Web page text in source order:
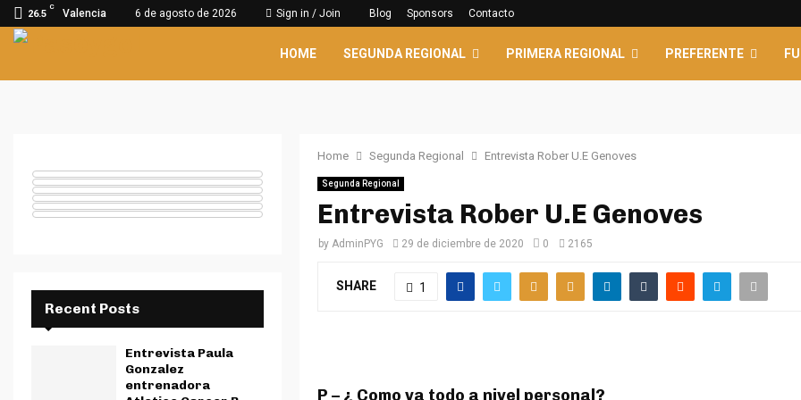
26.5
C
Valencia 6 de agosto de 2026 Sign in / Join Blog Sponsors Contacto
HOME SEGUNDA REGIONAL PRIMERA REGIONAL PREFERENTE
Home Segunda Regional Entrevista Rober U.E Genoves
Segunda Regional
Entrevista Rober U.E Genoves
by AdminPYG 29 de diciembre de 2020 0 2165
SHARE 1
P – ¿ Como va todo a nivel personal?
Recent Posts
Entrevista Paula
Gonzalez
entrenadora